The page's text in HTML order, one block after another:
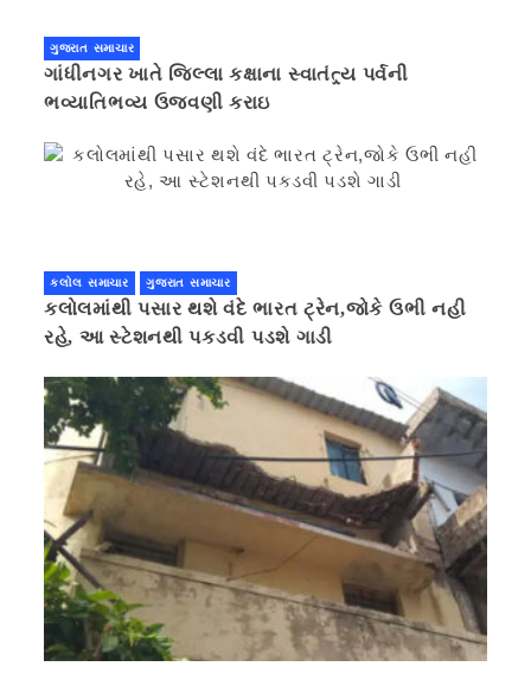
ગુજરાત સમાચાર
ગાંધીનગર ખાતે જિલ્લા કક્ષાના સ્વાતંત્ર્ય પર્વની
ભવ્યાતિભવ્ય ઉજવણી કરાઇ
કલોલ સમાચાર ગુજરાત સમાચાર
કલોલમાંથી પસાર થશે વંદે ભારત ટ્રેન,જોકે ઉભી નહી
રહે, આ સ્ટેશનથી પકડવી પડશે ગાડી